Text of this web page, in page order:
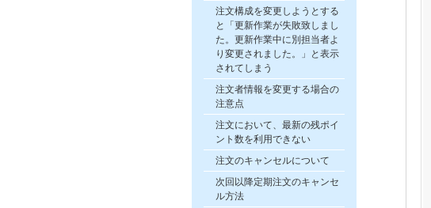
注文構成を変更しようとする
と「更新作業が失敗致しまし
た。更新作業中に別担当者よ
り変更されました。」と表示
されてしまう
注文者情報を変更する場合の
注意点
注文において、最新の残ポイ
ント数を利用できない
注文のキャンセルについて
次回以降定期注文のキャンセ
ル方法